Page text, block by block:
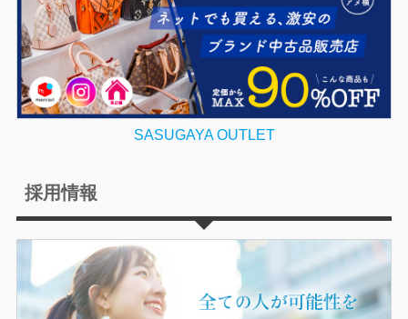
SASUGAYA OUTLET
採用情報